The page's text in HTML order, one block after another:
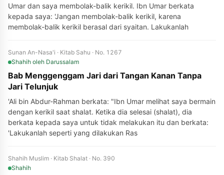
Umar dan saya membolak-balik kerikil. Ibn Umar berkata
kepada saya: 'Jangan membolak-balik kerikil, karena
membolak-balik kerikil berasal dari syaitan. Lakukanlah
Sunan An-Nasa'i · Kitab Sahu · No. 1267
Shahih oleh Darussalam
Bab Menggenggam Jari dari Tangan Kanan Tanpa
Jari Telunjuk
'Ali bin Abdur-Rahman berkata: "Ibn Umar melihat saya bermain
dengan kerikil saat shalat. Ketika dia selesai (shalat), dia
berkata kepada saya untuk tidak melakukan itu dan berkata:
'Lakukanlah seperti yang dilakukan Ras
Shahih Muslim · Kitab Shalat · No. 390
Shahih